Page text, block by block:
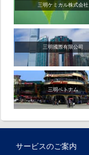
三明ケミカル株式会社
三明國際有限公司
三明ベトナム
サービスのご案内